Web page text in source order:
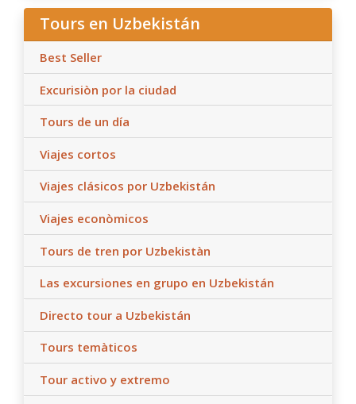
Tours en Uzbekistán
Best Seller
Excurisiòn por la ciudad
Tours de un día
Viajes cortos
Viajes clásicos por Uzbekistán
Viajes econòmicos
Tours de tren por Uzbekistàn
Las excursiones en grupo en Uzbekistán
Directo tour a Uzbekistán
Tours temàticos
Tour activo y extremo